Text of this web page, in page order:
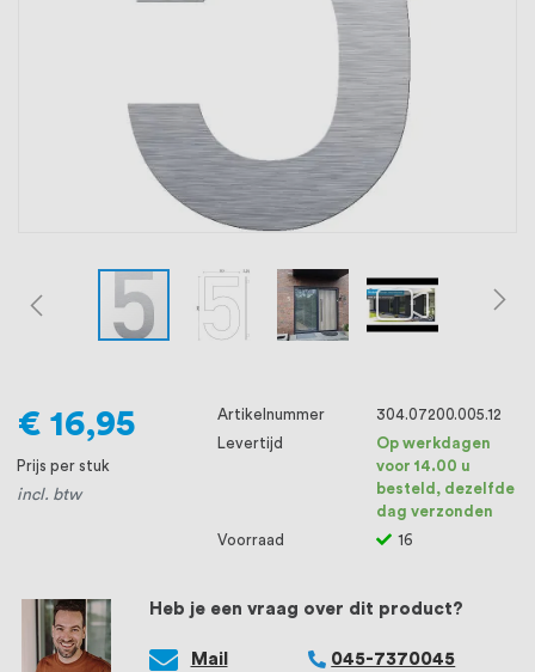
ons voorop, want we geloven dat een
goede relatie met onze klanten het
verschil maakt.
Heb je een vraag over dit product?
Mail 045-7370045
€ 16,95
Prijs per stuk
incl. btw
Artikelnummer
304.07200.005.12
Levertijd
Op werkdagen
voor 14.00 u
besteld, dezelfde
dag verzonden
Voorraad
16